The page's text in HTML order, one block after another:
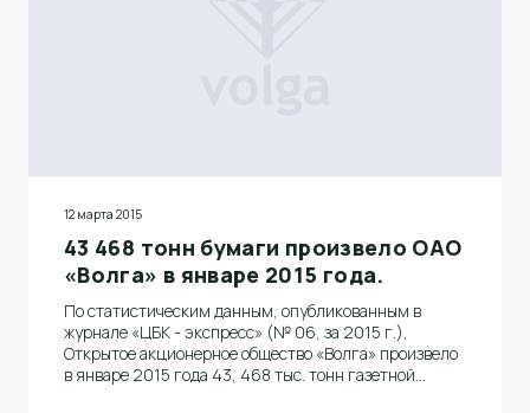
12 марта 2015
43 468 тонн бумаги произвело ОАО
«Волга» в январе 2015 года.
По статистическим данным, опубликованным в
журнале «ЦБК - экспресс» (№ 06, за 2015 г.),
Открытое акционерное общество «Волга» произвело
в январе 2015 года 43, 468 тыс. тонн газетной